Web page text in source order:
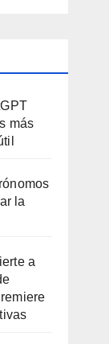
más
la
a